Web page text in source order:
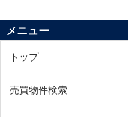
メニュー
トップ
売買物件検索